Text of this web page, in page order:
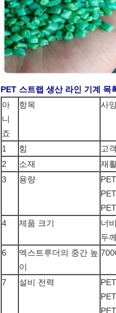
PET 스트랩 생산 라인 기계 목
아
니
죠
항목 사
1 힘
고
2
소재
재
3
용량
4
제품 크기
너
두
6
엑스트루더의 중간 높
이
7 설비 전력